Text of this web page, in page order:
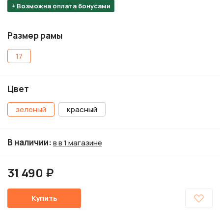
+ Возможна оплата бонусами
Размер рамы
17
Цвет
зеленый красный
В наличии:в в 1 магазине
31 490 ₽
Купить